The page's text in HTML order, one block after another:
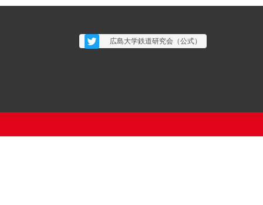
広島大学鉄道研究会（公式）